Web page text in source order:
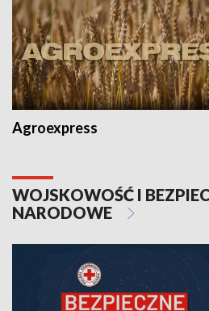
Agroexpress
WOJSKOWOŚĆ I
NARODOWE